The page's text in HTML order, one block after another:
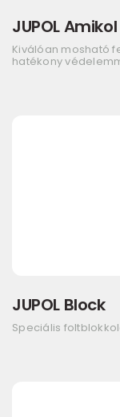
JUPOL Amikol
Kiválóan mosható
hatékony
JUPOL Block
Speciális